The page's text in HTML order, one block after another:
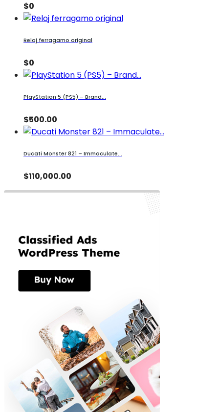
$0
Reloj ferragamo original
$0
PlayStation 5 (PS5) – Brand...
$500.00
Ducati Monster 821 – Immaculate...
$110,000.00